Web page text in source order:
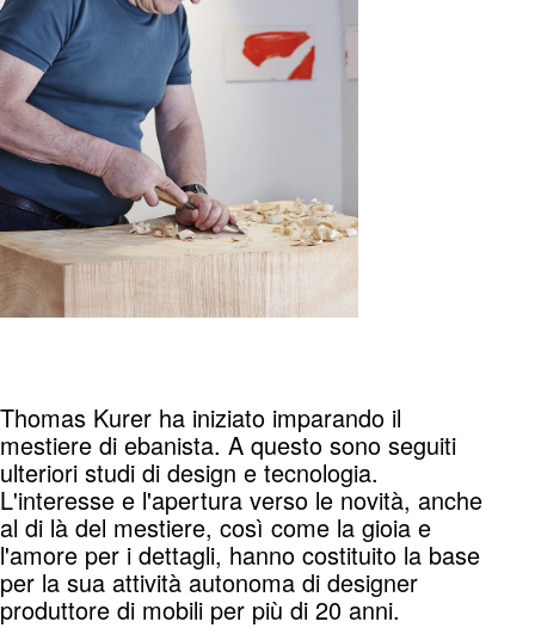
Thomas Kurer ha iniziato imparando il
mestiere di ebanista. A questo sono seguiti
ulteriori studi di design e tecnologia.
L'interesse e l'apertura verso le novità, anche
al di là del mestiere, così come la gioia e
l'amore per i dettagli, hanno costituito la base
per la sua attività autonoma di designer
produttore di mobili per più di 20 anni.